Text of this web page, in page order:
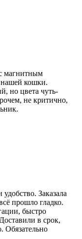
магнитным
нашей кошки.
но цвета чуть-
не критично,
Заказала
прошло гладко.
быстро
в срок,
Обязательно